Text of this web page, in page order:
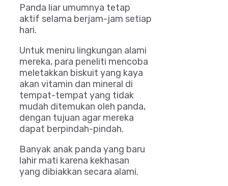
Panda liar umumnya tetap
aktif selama berjam-jam setiap
hari.
Untuk meniru lingkungan alami
mereka, para peneliti mencoba
meletakkan biskuit yang kaya
akan vitamin dan mineral di
tempat-tempat yang tidak
mudah ditemukan oleh panda,
dengan tujuan agar mereka
dapat berpindah-pindah.
Banyak anak panda yang baru
lahir mati karena kekhasan
yang dibiakkan secara alami.